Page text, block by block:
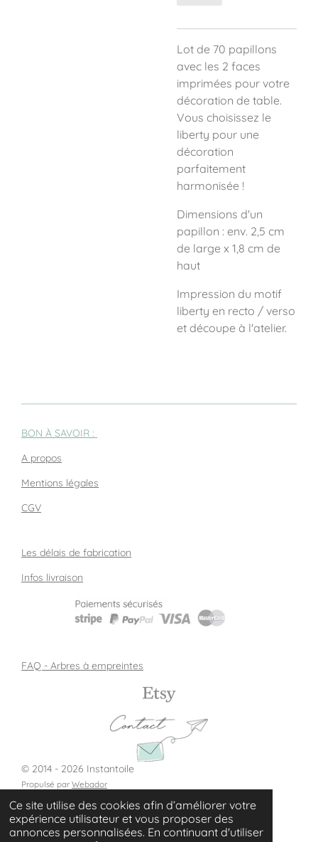
Ce site utilise des cookies afin d’améliorer votre
expérience utilisateur et vous proposer des
annonces personnalisées. En continuant d'utiliser
Lot de 70 papillons
avec les 2 faces
imprimées pour votre
décoration de table.
Vous choisissez le
liberty pour une
décoration
parfaitement
harmonisée !
Dimensions d'un
papillon : env. 2,5 cm
de large x 1,8 cm de
haut
Impression du motif
liberty en recto / verso
et découpe à l'atelier.
BON À SAVOIR :
A propos
Mentions légales
CGV
Les délais de fabrication
Infos livraison
FAQ - Arbres à empreintes
© 2014 - 2026 Instantoile
Propulsé par Webador